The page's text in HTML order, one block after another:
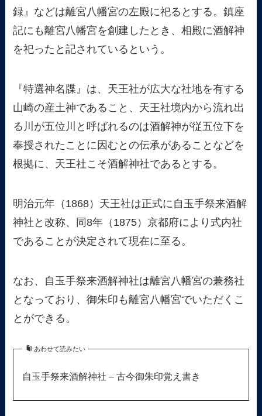
録』などは離宮八幡宮の左殿に祀るとする。鎮座
記にも離宮八幡宮を創建したとき、相殿に酒解神
を祀ったと記されているという。
『特選神名牒』は、天王社が広大な社地を有する
山崎の産土神であること、天王社境内から流れ出
る川が五位川と呼ばれるのは酒解神が従五位下を
奉授されたことに因むとの伝承があることなどを
根拠に、天王社こそ酒解神社であるとする。
明治元年（1868）天王社は正式に自玉手祭来酒解
神社と改称、同8年（1875）京都府により式内社
であることが決定されて現在に至る。
なお、自玉手祭来酒解神社は離宮八幡宮の兼務社
となっており、御朱印も離宮八幡宮でいただくこ
とができる。
あわせて読みたい
自玉手祭来酒解神社 – 古今御朱印覚え書き